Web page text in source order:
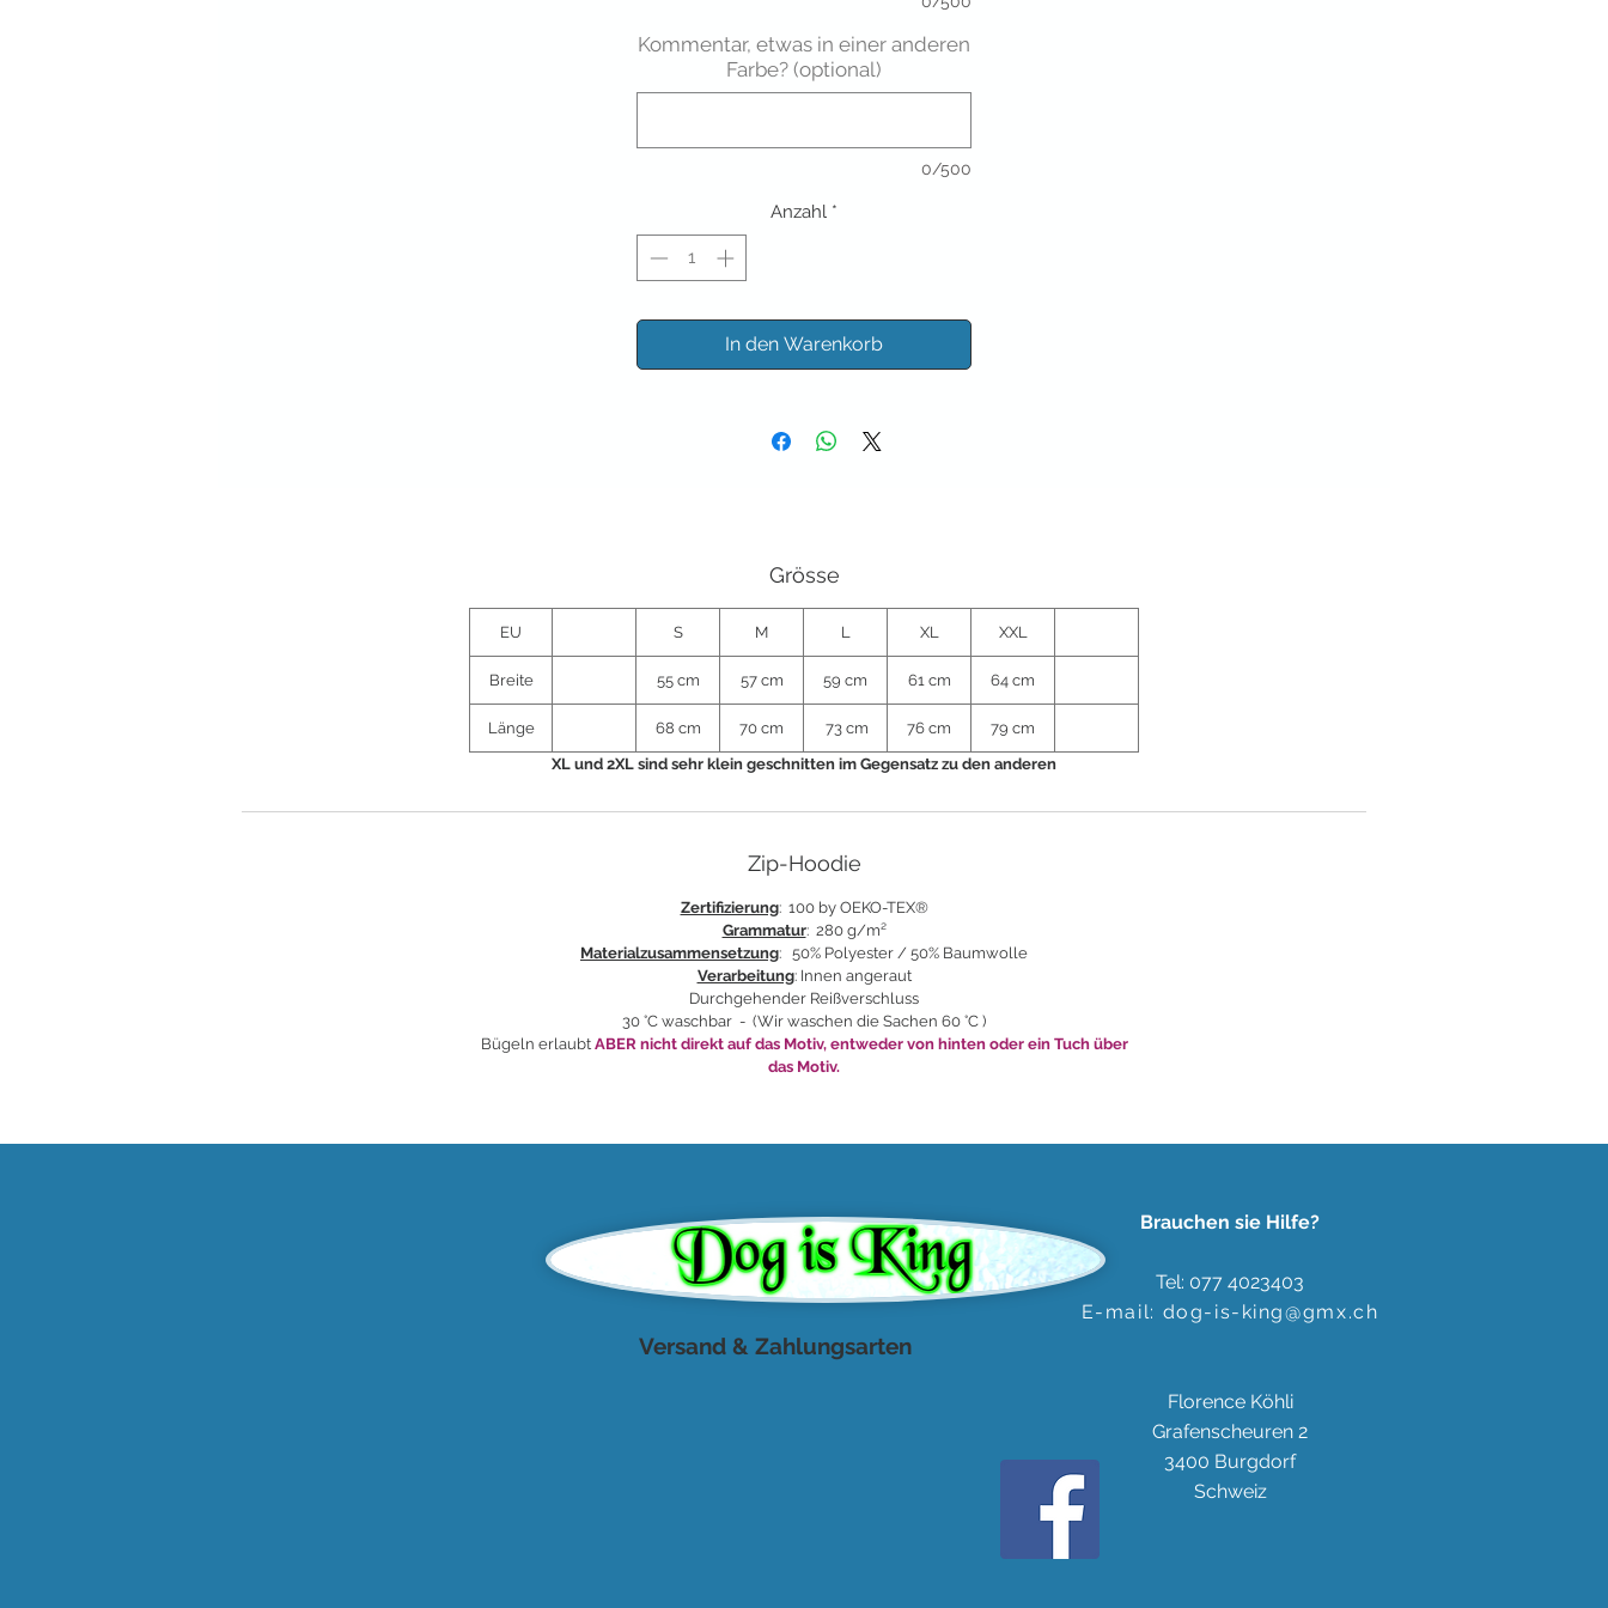
Kommentar, etwas in einer anderen
Farbe? (optional)
0/500
Anzahl *
In den Warenkorb
Grösse
EU S M L XL XXL
Breite 55 cm 57 cm 59 cm 61 cm 64 cm
Länge 68 cm 70 cm 73 cm 76 cm
79 cm
XL und 2XL sind sehr klein geschnitten im Gegensatz zu den anderen
Zip-Hoodie
Zertifizierung: 100 by OEKO-TEX®
Grammatur: 280 g/m²
Materialzusammensetzung: 50% Polyester / 50% Baumwolle
Verarbeitung: Innen angeraut
Durchgehender Reißverschluss
30 °C waschbar - (Wir waschen die Sachen 60 °C )
Bügeln erlaubt ABER nicht direkt auf das Motiv, entweder von hinten oder ein Tuch über
das Motiv.
Versand & Zahlungsarten
Brauchen sie Hilfe?
Tel: 077 4023403
E-mail: dog-is-king@gmx.ch
Florence Köhli
Grafenscheuren 2
3400 Burgdorf
Schweiz